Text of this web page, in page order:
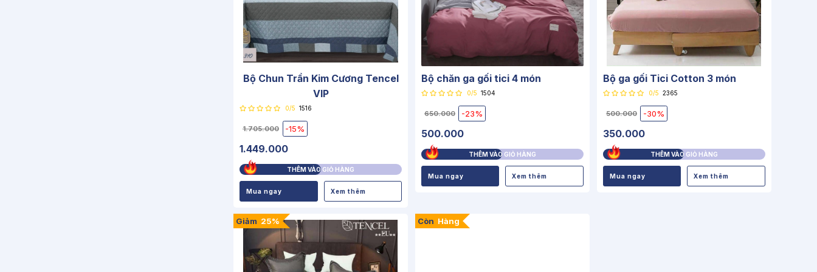
Bộ Chun Trần Kim Cương Tencel
VIP
0/5 1516
1.705.000 -15%
1.449.000
THÊM VÀO GIỎ HÀNG
Mua ngay Xem thêm
Bộ chăn ga gối tici 4 món
0/5 1504
650.000 -23%
500.000
THÊM VÀO GIỎ HÀNG
Mua ngay Xem thêm
Bộ ga gối Tici Cotton 3 món
0/5 2365
500.000 -30%
350.000
THÊM VÀO GIỎ HÀNG
Mua ngay Xem thêm
Giảm 25% Còn Hàng